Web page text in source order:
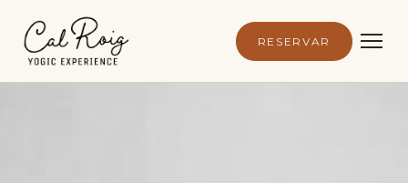
RESERVAR